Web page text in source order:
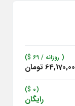
( روزانه / 69
$)
تومان
(0 $)
رایگان